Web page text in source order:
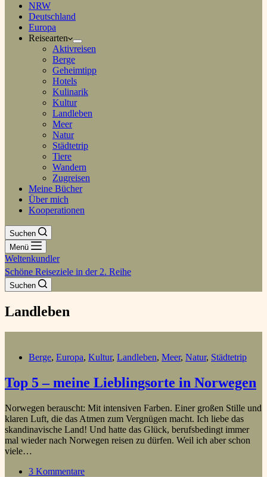
NRW
Deutschland
Europa
Reisearten
Aktivreisen
Berge
Geheimtipp
Hotels
Kulinarik
Kultur
Landleben
Meer
Natur
Städtetrip
Tiere
Wandern
Zugreisen
Meine Bücher
Über mich
Kooperationen
Suchen
Menü
Weltenkundler
Schöne Reiseziele in der 2. Reihe
Suchen
Landleben
Berge, Europa, Kultur, Landleben, Meer, Natur, Städtetrip
Top 5 – meine Lieblingsorte in Norwegen
Norwegen berauscht: Mit intensiven Farben. Einer großen Stille und
klaren Luft, die das Atmen zum Vergnügen macht. Ich liebe das
skandinavische Land! Und hatte das Glück, berufsbedingt immer
mal wieder nach Norwegen reisen zu dürfen. Weil ich aber schon
viele…
3 Kommentare